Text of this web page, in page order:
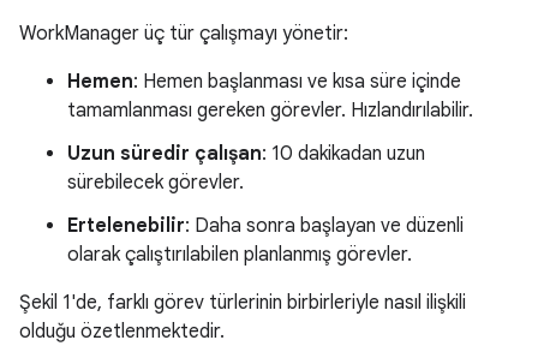
WorkManager üç tür çalışmayı yönetir:
Hemen: Hemen başlanması ve kısa süre içinde
tamamlanması gereken görevler. Hızlandırılabilir.
Uzun süredir çalışan: 10 dakikadan uzun
sürebilecek görevler.
Ertelenebilir: Daha sonra başlayan ve düzenli
olarak çalıştırılabilen planlanmış görevler.
Şekil 1'de, farklı görev türlerinin birbirleriyle nasıl ilişkili
olduğu özetlenmektedir.